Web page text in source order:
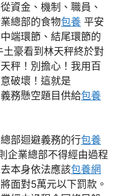
資金、機制、職員、
總部的食物包養 平安
端環節、結尾環節的
豪看到林天秤終於對
秤！別擔心！我用百
破壞！這就是
務懸空題目供給包養
部迴避義務的行包養
企業總部不得經由過程
本身依法應該包養網
面對5萬元以下罰款。